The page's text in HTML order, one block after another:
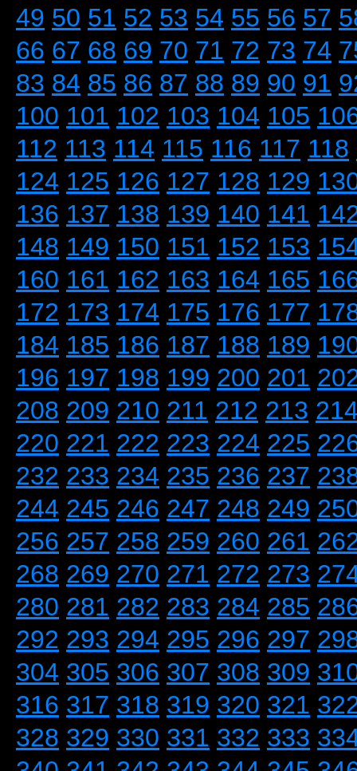
49 50 51 52 53 54 55 56 57
66 67 68 69 70 71 72 73 74
83 84 85 86 87 88 89 90 91
100 101 102 103 104 105
112 113 114 115 116 117 118
124 125 126 127 128 129
136 137 138 139 140 141
148 149 150 151 152 153
160 161 162 163 164 165
172 173 174 175 176 177
184 185 186 187 188 189
196 197 198 199 200 201
208 209 210 211 212 213
220 221 222 223 224 225
232 233 234 235 236 237
244 245 246 247 248 249
256 257 258 259 260 261
268 269 270 271 272 273
280 281 282 283 284 285
292 293 294 295 296 297
304 305 306 307 308 309
316 317 318 319 320 321
328 329 330 331 332 333